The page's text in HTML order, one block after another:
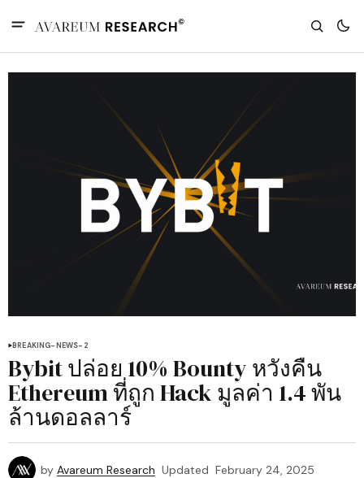
BREAKING-NEWS-2
Bybit ปล่อย 10% Bounty หวังคืน
Ethereum ที่ถูก Hack มูลค่า 1.4 พัน
ล้านดอลลาร์
by Avareum Research Updated February 24, 2025